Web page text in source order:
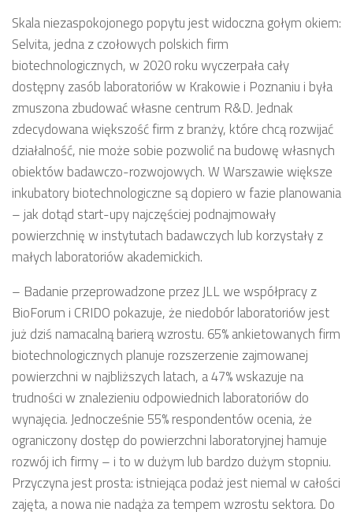
Skala niezaspokojonego popytu jest widoczna gołym okiem:
Selvita, jedna z czołowych polskich firm
biotechnologicznych, w 2020 roku wyczerpała cały
dostępny zasób laboratoriów w Krakowie i Poznaniu i była
zmuszona zbudować własne centrum R&D. Jednak
zdecydowana większość firm z branży, które chcą rozwijać
działalność, nie może sobie pozwolić na budowę własnych
obiektów badawczo-rozwojowych. W Warszawie większe
inkubatory biotechnologiczne są dopiero w fazie planowania
– jak dotąd start-upy najczęściej podnajmowały
powierzchnię w instytutach badawczych lub korzystały z
małych laboratoriów akademickich.
– Badanie przeprowadzone przez JLL we współpracy z
BioForum i CRIDO pokazuje, że niedobór laboratoriów jest
już dziś namacalną barierą wzrostu. 65% ankietowanych firm
biotechnologicznych planuje rozszerzenie zajmowanej
powierzchni w najbliższych latach, a 47% wskazuje na
trudności w znalezieniu odpowiednich laboratoriów do
wynajęcia. Jednocześnie 55% respondentów ocenia, że
ograniczony dostęp do powierzchni laboratoryjnej hamuje
rozwój ich firmy – i to w dużym lub bardzo dużym stopniu.
Przyczyna jest prosta: istniejąca podaż jest niemal w całości
zajęta, a nowa nie nadąża za tempem wzrostu sektora. Do